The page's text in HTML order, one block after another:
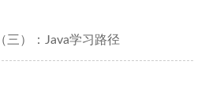
三）：Java学习路径